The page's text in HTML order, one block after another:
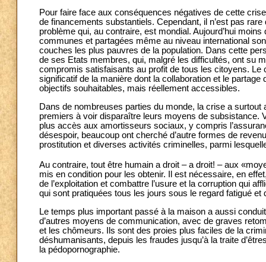
Pour faire face aux conséquences négatives de cette
de financements substantiels. Cependant, il n’est pas
problème qui, au contraire, est mondial. Aujourd’hui
communes et partagées même au niveau international
couches les plus pauvres de la population. Dans cette
de ses Etats membres, qui, malgré les difficultés, ont su
compromis satisfaisants au profit de tous les citoyens. Le
significatif de la manière dont la collaboration et le
objectifs souhaitables, mais réellement accessibles.
Dans de nombreuses parties du monde, la crise a
premiers à voir disparaître leurs moyens de subsistance.
plus accès aux amortisseurs sociaux, y compris
désespoir, beaucoup ont cherché d’autre formes de
prostitution et diverses activités criminelles, parmi
Au contraire, tout être humain a droit – a droit! – aux
mis en condition pour les obtenir. Il est nécessaire, en
de l’exploitation et combattre l’usure et la corruption qui
qui sont pratiquées tous les jours sous le regard fatigué
Le temps plus important passé à la maison a aussi
d’autres moyens de communication, avec de graves
et les chômeurs. Ils sont des proies plus faciles de la
déshumanisants, depuis les fraudes jusqu’à la traite
la pédopornographie.